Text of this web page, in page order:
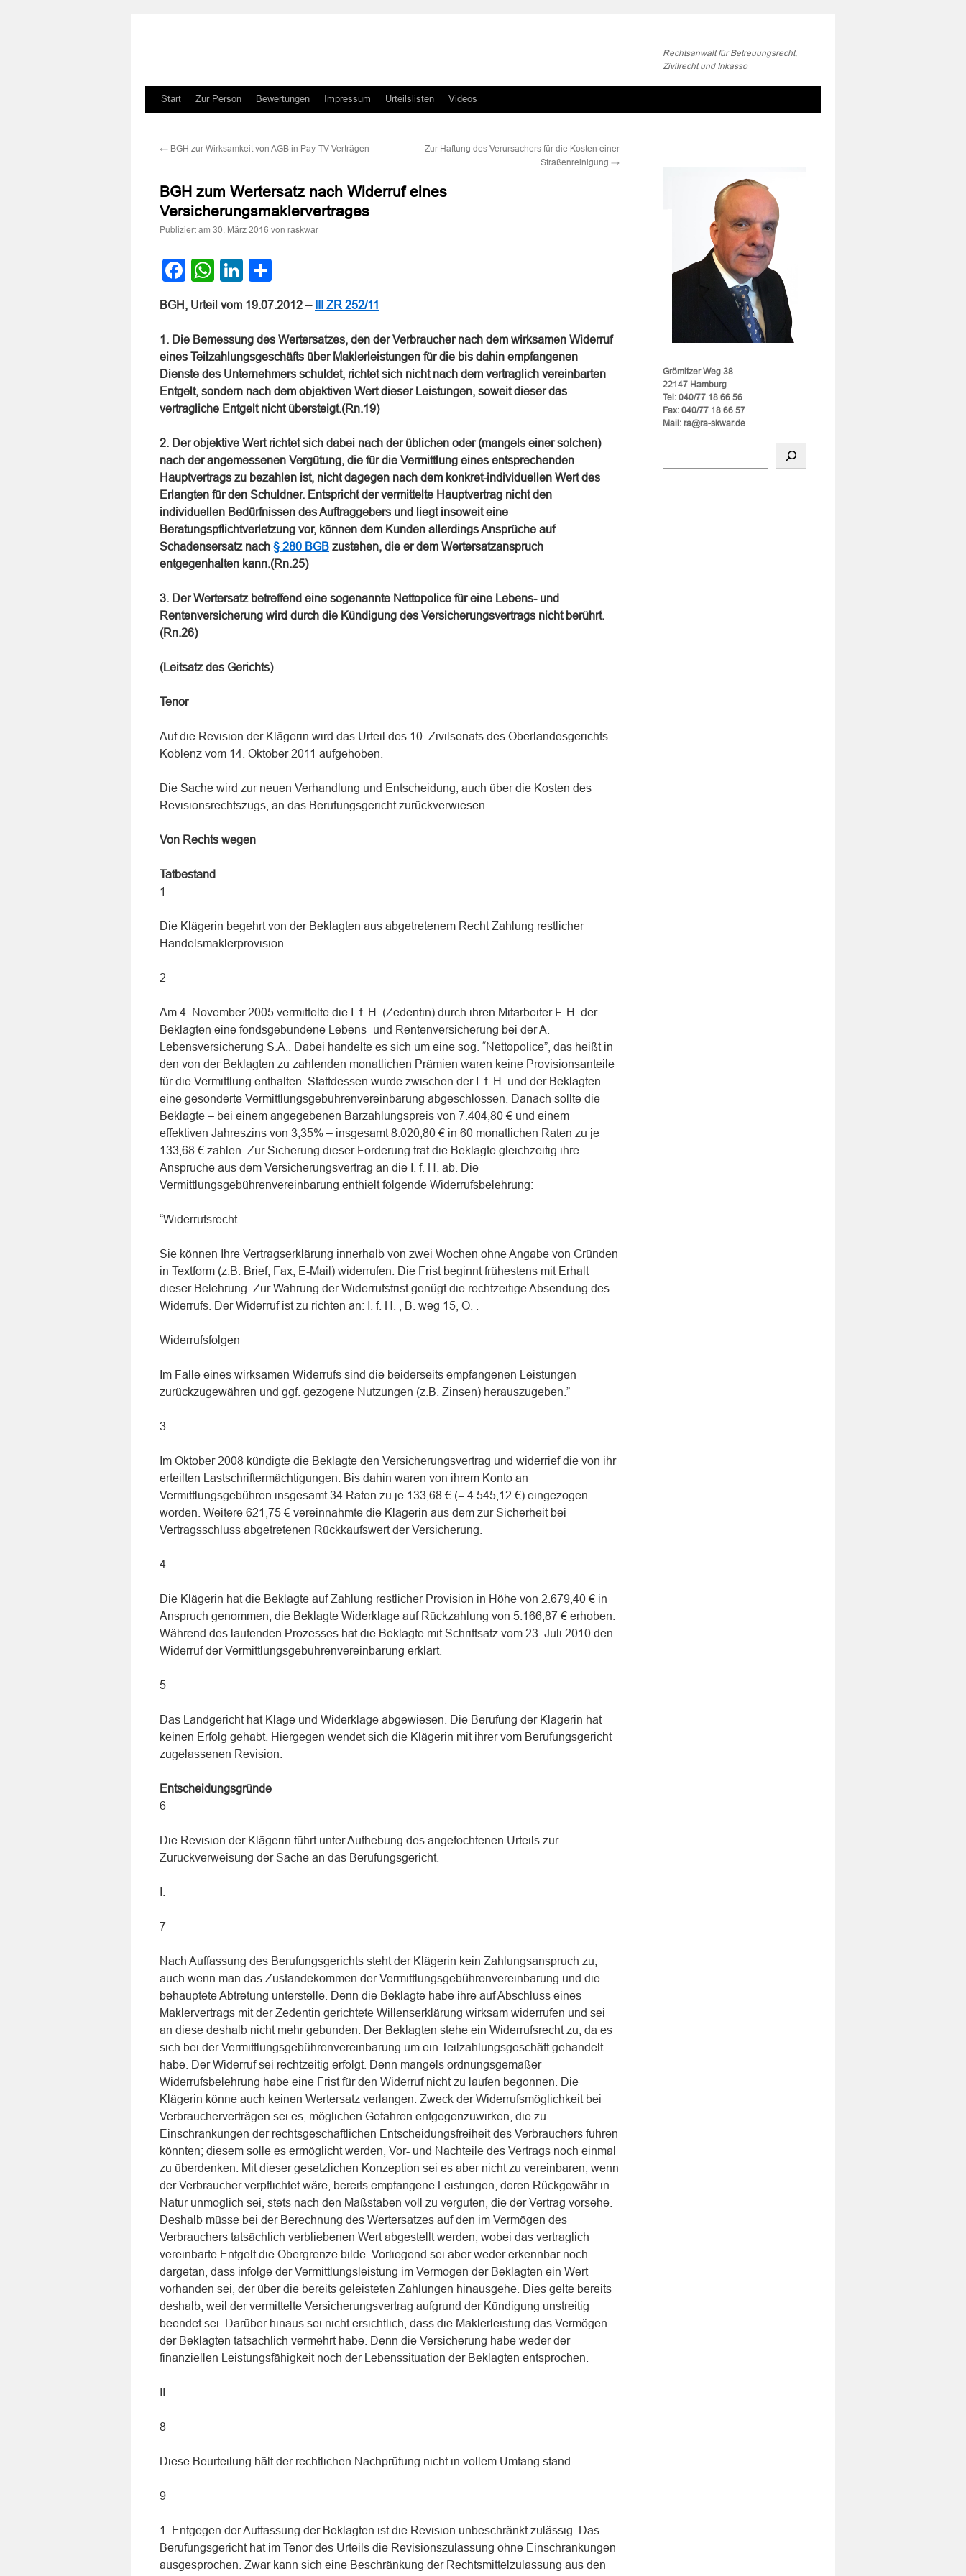
Rechtsanwalt für Betreuungsrecht,
Zivilrecht und Inkasso
Zum
springen
Start Zur Person Bewertungen Impressum Urteilslisten Videos
← BGH zur Wirksamkeit von AGB in Pay-TV-Verträgen
Zur Haftung des Verursachers für die Kosten einer
Straßenreinigung →
BGH zum Wertersatz nach Widerruf eines
Versicherungsmaklervertrages
Publiziert am 30. März 2016 von raskwar
Facebook
WhatsApp
LinkedIn
BGH, Urteil vom 19.07.2012 – III ZR 252/11
1. Die Bemessung des Wertersatzes, den der Verbraucher nach dem wirksamen Widerruf
eines Teilzahlungsgeschäfts über Maklerleistungen für die bis dahin empfangenen
Dienste des Unternehmers schuldet, richtet sich nicht nach dem vertraglich vereinbarten
Entgelt, sondern nach dem objektiven Wert dieser Leistungen, soweit dieser das
vertragliche Entgelt nicht übersteigt.(Rn.19)
2. Der objektive Wert richtet sich dabei nach der üblichen oder (mangels einer solchen)
nach der angemessenen Vergütung, die für die Vermittlung eines entsprechenden
Hauptvertrags zu bezahlen ist, nicht dagegen nach dem konkret-individuellen Wert des
Erlangten für den Schuldner. Entspricht der vermittelte Hauptvertrag nicht den
individuellen Bedürfnissen des Auftraggebers und liegt insoweit eine
Beratungspflichtverletzung vor, können dem Kunden allerdings Ansprüche auf
Schadensersatz nach § 280 BGB zustehen, die er dem Wertersatzanspruch
entgegenhalten kann.(Rn.25)
3. Der Wertersatz betreffend eine sogenannte Nettopolice für eine Lebens- und
Rentenversicherung wird durch die Kündigung des Versicherungsvertrags nicht berührt.
(Rn.26)
(Leitsatz des Gerichts)
Tenor
Auf die Revision der Klägerin wird das Urteil des 10. Zivilsenats des Oberlandesgerichts
Koblenz vom 14. Oktober 2011 aufgehoben.
Die Sache wird zur neuen Verhandlung und Entscheidung, auch über die Kosten des
Revisionsrechtszugs, an das Berufungsgericht zurückverwiesen.
Von Rechts wegen
Tatbestand
1
Die Klägerin begehrt von der Beklagten aus abgetretenem Recht Zahlung restlicher
Handelsmaklerprovision.
2
Am 4. November 2005 vermittelte die I. f. H. (Zedentin) durch ihren Mitarbeiter F. H. der
Beklagten eine fondsgebundene Lebens- und Rentenversicherung bei der A.
Lebensversicherung S.A.. Dabei handelte es sich um eine sog. “Nettopolice”, das heißt in
den von der Beklagten zu zahlenden monatlichen Prämien waren keine Provisionsanteile
für die Vermittlung enthalten. Stattdessen wurde zwischen der I. f. H. und der Beklagten
eine gesonderte Vermittlungsgebührenvereinbarung abgeschlossen. Danach sollte die
Beklagte – bei einem angegebenen Barzahlungspreis von 7.404,80 € und einem
effektiven Jahreszins von 3,35% – insgesamt 8.020,80 € in 60 monatlichen Raten zu je
133,68 € zahlen. Zur Sicherung dieser Forderung trat die Beklagte gleichzeitig ihre
Ansprüche aus dem Versicherungsvertrag an die I. f. H. ab. Die
Vermittlungsgebührenvereinbarung enthielt folgende Widerrufsbelehrung:
“Widerrufsrecht
Sie können Ihre Vertragserklärung innerhalb von zwei Wochen ohne Angabe von Gründen
in Textform (z.B. Brief, Fax, E-Mail) widerrufen. Die Frist beginnt frühestens mit Erhalt
dieser Belehrung. Zur Wahrung der Widerrufsfrist genügt die rechtzeitige Absendung des
Widerrufs. Der Widerruf ist zu richten an: I. f. H. , B. weg 15, O. .
Widerrufsfolgen
Im Falle eines wirksamen Widerrufs sind die beiderseits empfangenen Leistungen
zurückzugewähren und ggf. gezogene Nutzungen (z.B. Zinsen) herauszugeben.”
3
Im Oktober 2008 kündigte die Beklagte den Versicherungsvertrag und widerrief die von ihr
erteilten Lastschriftermächtigungen. Bis dahin waren von ihrem Konto an
Vermittlungsgebühren insgesamt 34 Raten zu je 133,68 € (= 4.545,12 €) eingezogen
worden. Weitere 621,75 € vereinnahmte die Klägerin aus dem zur Sicherheit bei
Vertragsschluss abgetretenen Rückkaufswert der Versicherung.
4
Die Klägerin hat die Beklagte auf Zahlung restlicher Provision in Höhe von 2.679,40 € in
Anspruch genommen, die Beklagte Widerklage auf Rückzahlung von 5.166,87 € erhoben.
Während des laufenden Prozesses hat die Beklagte mit Schriftsatz vom 23. Juli 2010 den
Widerruf der Vermittlungsgebührenvereinbarung erklärt.
5
Das Landgericht hat Klage und Widerklage abgewiesen. Die Berufung der Klägerin hat
keinen Erfolg gehabt. Hiergegen wendet sich die Klägerin mit ihrer vom Berufungsgericht
zugelassenen Revision.
Entscheidungsgründe
6
Die Revision der Klägerin führt unter Aufhebung des angefochtenen Urteils zur
Zurückverweisung der Sache an das Berufungsgericht.
7
Nach Auffassung des Berufungsgerichts steht der Klägerin kein Zahlungsanspruch zu,
auch wenn man das Zustandekommen der Vermittlungsgebührenvereinbarung und die
behauptete Abtretung unterstelle. Denn die Beklagte habe ihre auf Abschluss eines
Maklervertrags mit der Zedentin gerichtete Willenserklärung wirksam widerrufen und sei
an diese deshalb nicht mehr gebunden. Der Beklagten stehe ein Widerrufsrecht zu, da es
sich bei der Vermittlungsgebührenvereinbarung um ein Teilzahlungsgeschäft gehandelt
habe. Der Widerruf sei rechtzeitig erfolgt. Denn mangels ordnungsgemäßer
Widerrufsbelehrung habe eine Frist für den Widerruf nicht zu laufen begonnen. Die
Klägerin könne auch keinen Wertersatz verlangen. Zweck der Widerrufsmöglichkeit bei
Verbraucherverträgen sei es, möglichen Gefahren entgegenzuwirken, die zu
Einschränkungen der rechtsgeschäftlichen Entscheidungsfreiheit des Verbrauchers führen
könnten; diesem solle es ermöglicht werden, Vor- und Nachteile des Vertrags noch einmal
zu überdenken. Mit dieser gesetzlichen Konzeption sei es aber nicht zu vereinbaren, wenn
der Verbraucher verpflichtet wäre, bereits empfangene Leistungen, deren Rückgewähr in
Natur unmöglich sei, stets nach den Maßstäben voll zu vergüten, die der Vertrag vorsehe.
Deshalb müsse bei der Berechnung des Wertersatzes auf den im Vermögen des
Verbrauchers tatsächlich verbliebenen Wert abgestellt werden, wobei das vertraglich
vereinbarte Entgelt die Obergrenze bilde. Vorliegend sei aber weder erkennbar noch
dargetan, dass infolge der Vermittlungsleistung im Vermögen der Beklagten ein Wert
vorhanden sei, der über die bereits geleisteten Zahlungen hinausgehe. Dies gelte bereits
deshalb, weil der vermittelte Versicherungsvertrag aufgrund der Kündigung unstreitig
beendet sei. Darüber hinaus sei nicht ersichtlich, dass die Maklerleistung das Vermögen
der Beklagten tatsächlich vermehrt habe. Denn die Versicherung habe weder der
finanziellen Leistungsfähigkeit noch der Lebenssituation der Beklagten entsprochen.
8
Diese Beurteilung hält der rechtlichen Nachprüfung nicht in vollem Umfang stand.
9
1. Entgegen der Auffassung der Beklagten ist die Revision unbeschränkt zulässig. Das
Berufungsgericht hat im Tenor des Urteils die Revisionszulassung ohne Einschränkungen
ausgesprochen. Zwar kann sich eine Beschränkung der Rechtsmittelzulassung aus den
Grömitzer Weg 38
22147 Hamburg
Tel: 040/77 18 66 56
Fax: 040/77 18 66 57
Mail: ra@ra-skwar.de